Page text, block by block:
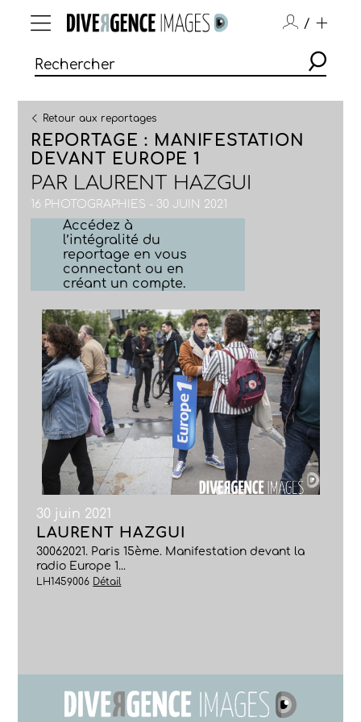
/
Retour aux reportages
REPORTAGE : MANIFESTATION
DEVANT EUROPE 1
PAR LAURENT HAZGUI
16 PHOTOGRAPHIES - 30 JUIN 2021
Accédez à
l’intégralité du
reportage en vous
connectant ou en
créant un compte.
30 juin 2021
LAURENT HAZGUI
30062021. Paris 15ème. Manifestation devant la
radio Europe 1...
LH1459006 Détail